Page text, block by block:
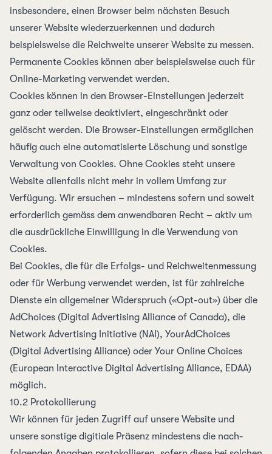
insbesondere, einen Browser beim nächsten Besuch
unserer Website wiederzuerkennen und dadurch
beispielsweise die Reich­weite unserer Website zu messen.
Permanente Cookies können aber beispiels­weise auch für
Online-Marketing verwendet werden.
Cookies können in den Browser-Einstellungen jederzeit
ganz oder teilweise deaktiviert, eingeschränkt oder
gelöscht werden. Die Browser-Einstellungen ermöglichen
häufig auch eine automatisierte Löschung und sonstige
Verwaltung von Cookies. Ohne Cookies steht unsere
Website allenfalls nicht mehr in vollem Umfang zur
Verfügung. Wir ersuchen – mindestens sofern und soweit
erforderlich gemäss dem anwendbaren Recht – aktiv um
die ausdrückliche Ein­willigung in die Verwendung von
Cookies.
Bei Cookies, die für die Erfolgs- und Reichweitenmessung
oder für Werbung verwendet werden, ist für zahlreiche
Dienste ein allgemeiner Widerspruch («Opt-out») über die
AdChoices (Digital Advertising Alliance of Canada), die
Network Advertising Initiative (NAI), YourAdChoices
(Digital Advertising Alliance) oder Your Online Choices
(European Interactive Digital Advertising Alliance, EDAA)
möglich.
10.2 Protokollierung
Wir können für jeden Zugriff auf unsere Website und
unsere sonstige digitiale Präsenz mindestens die nach­